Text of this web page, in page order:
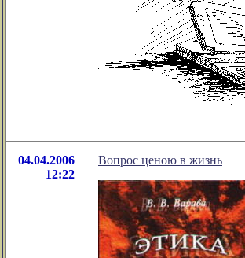
04.04.2006
12:22
Вопрос ценою в жизнь